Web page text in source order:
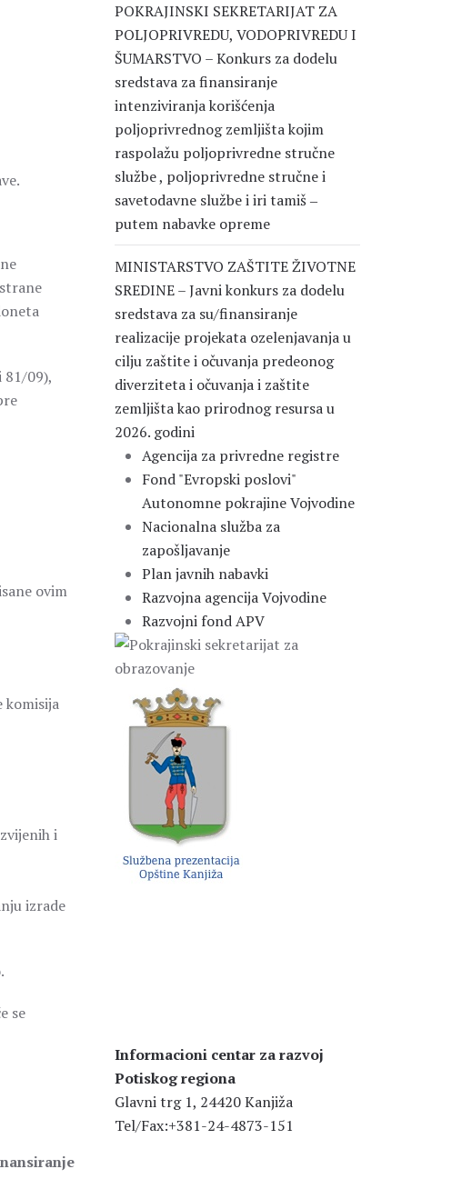
81/09),
ovim
komisija
i
izrade
se
POKRAJINSKI SEKRETARIJAT ZA
POLJOPRIVREDU, VODOPRIVREDU I
ŠUMARSTVO – Konkurs za dodelu
sredstava za finansiranje
intenziviranja korišćenja
poljoprivrednog zemljišta kojim
raspolažu poljoprivredne stručne
službe , poljoprivredne stručne i
savetodavne službe i iri tamiš ‒
putem nabavke opreme
MINISTARSTVO ZAŠTITE ŽIVOTNE
SREDINE – Javni konkurs za dodelu
sredstava za su/finansiranje
realizacije projekata ozelenjavanja u
cilju zaštite i očuvanja predeonog
diverziteta i očuvanja i zaštite
zemljišta kao prirodnog resursa u
2026. godini
Agencija za privredne registre
Fond "Evropski poslovi"
Autonomne pokrajine Vojvodine
Nacionalna služba za
zapošljavanje
Plan javnih nabavki
Razvojna agencija Vojvodine
Razvojni fond APV
Informacioni centar za razvoj
Potiskog regiona
Glavni trg 1, 24420 Kanjiža
Tel/Fax:+381-24-4873-151